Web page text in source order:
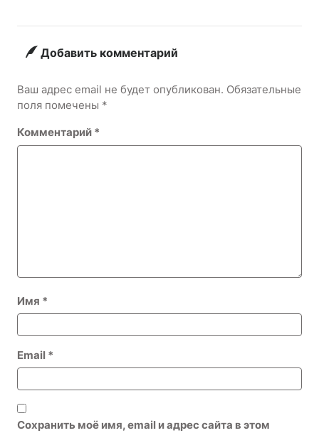
Добавить комментарий
Ваш адрес email не будет опубликован. Обязательные
поля помечены *
Комментарий *
Имя *
Email *
Сохранить моё имя, email и адрес сайта в этом